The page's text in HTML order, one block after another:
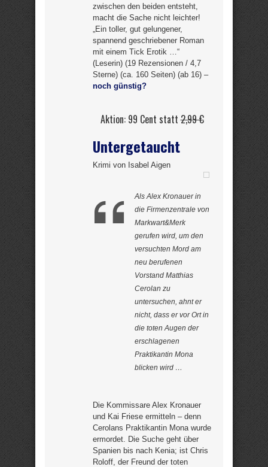
zwischen den beiden entsteht,
macht die Sache nicht leichter!
„Ein toller, gut gelungener,
spannend geschriebener Roman
mit einem Tick Erotik …“
(Leserin) (19 Rezensionen / 4,7
Sterne) (ca. 160 Seiten) (ab 16) –
noch günstig?
Aktion: 99 Cent statt2,99 €
Untergetaucht
Krimi von Isabel Aigen
Als Alex Kronauer in
die Firmenzentrale von
Markwart&Merk
gerufen wird, um den
versuchten Mord am
neu berufenen
Vorstand Matthias
Cerolan zu
untersuchen, ahnt er
nicht, dass er vor Ort in
die toten Augen der
erschlagenen
Praktikantin Mona
blicken wird …
Die Kommissare Alex Kronauer
und Kai Friese ermitteln – denn
Cerolans Praktikantin Mona wurde
ermordet. Die Suche geht über
Spanien bis nach Kenia; ist Chris
Roloff, der Freund der toten